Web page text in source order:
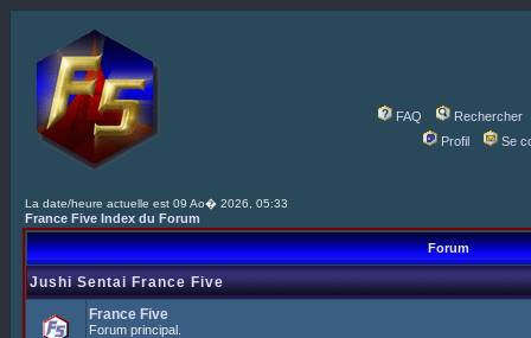
FAQ
Rechercher
Profil
Se
La date/heure actuelle est 09 Ao� 2026, 05:33
France Five Index du Forum
Forum
Jushi Sentai France Five
France Five
Forum principal.